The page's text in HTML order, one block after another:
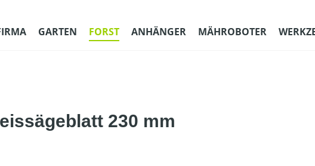
GARTEN FORST ANHÄNGER MÄHROBOTER
230 mm